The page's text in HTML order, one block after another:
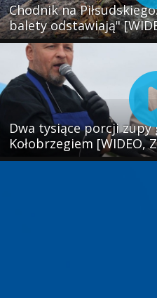
Chodnik na
balety odstawiają"
Dwa tysiące porcji
Kołobrzegiem [WIDEO,